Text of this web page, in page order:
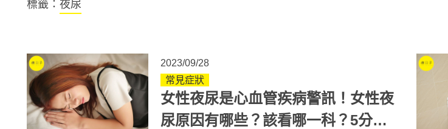
標籤： 夜尿
2023/09/28
常見症狀
女性夜尿是心血管疾病警訊！女性夜
尿原因有哪些？該看哪一科？5分鐘